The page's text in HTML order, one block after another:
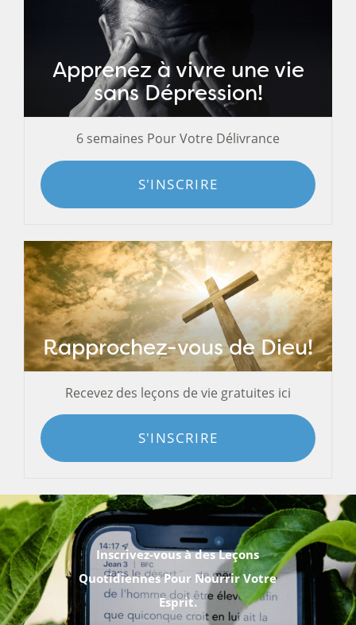
Apprenez à vivre une vie
sans Dépression!
6 semaines Pour Votre Délivrance
S'INSCRIRE
Rapprochez-vous de Dieu!
Recevez des leçons de vie gratuites ici
S'INSCRIRE
Inscrivez-vous à des Leçons
Quotidiennes Pour Nourrir Votre
Esprit.